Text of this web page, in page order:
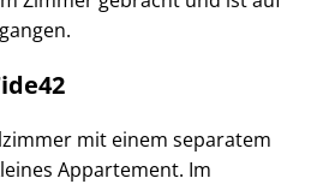
mit einem separatem
Appartement. Im